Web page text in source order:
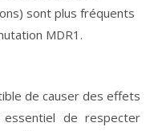
sont plus fréquents
MDR1.
de causer des effets
de respecter